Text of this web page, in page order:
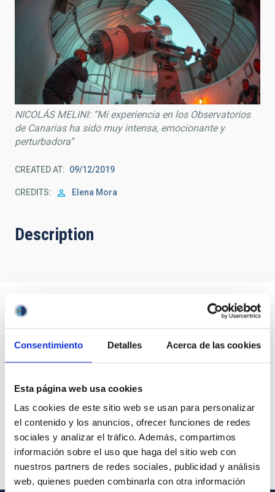
Consentimiento Detalles Acerca de las cookies
Esta página web usa cookies
Las cookies de este sitio web se usan para personalizar
el contenido y los anuncios, ofrecer funciones de redes
sociales y analizar el tráfico. Además, compartimos
información sobre el uso que haga del sitio web con
nuestros partners de redes sociales, publicidad y análisis
web, quienes pueden combinarla con otra información
NICOLÁS MELINI: “Mi experiencia en los Observatorios
de Canarias ha sido muy intensa, emocionante y
perturbadora”
CREATED AT 09/12/2019
CREDITS Elena Mora
Description